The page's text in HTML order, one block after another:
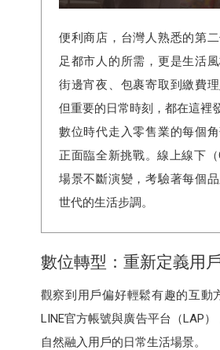
便利商店，台灣人熟悉的第
足都市人的所需，更是生活
街邊宵夜、包裹寄取到繳費
但重要的日常時刻，都在這裡
數位時代走入零售業的每個
正面臨全新挑戰。線上線下
場景不斷演變，考驗著每個
世代的生活步調。
數位轉型：重新定義用
觀察到用戶偏好輕鬆有趣的互動
LINE官方帳號與廣告平台（LAP）
自然融入用戶的日常生活場景。